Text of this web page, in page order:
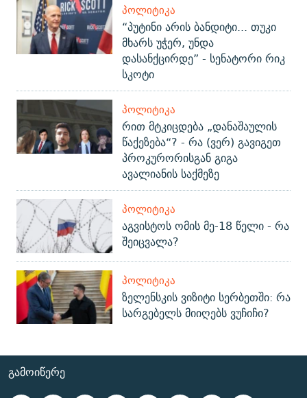
ᲞᲝᲚᲘᲢᲘᲙᲐ
“პუტინი არის ბანდიტი... თუკი
მხარს უჭერ, უნდა
დასანქცირდე” - სენატორი რიკ
სკოტი
ᲞᲝᲚᲘᲢᲘᲙᲐ
რით მტკიცდება „დანაშაულის
წაქეზება“? - რა (ვერ) გავიგეთ
პროკურორისგან გიგა
ავალიანის საქმეზე
ᲞᲝᲚᲘᲢᲘᲙᲐ
აგვისტოს ომის მე-18 წელი - რა
შეიცვალა?
ᲞᲝᲚᲘᲢᲘᲙᲐ
ზელენსკის ვიზიტი სერბეთში: რა
სარგებელს მიიღებს ვუჩიჩი?
ᲒᲐᲛᲝᲘᲬᲔᲠᲔ